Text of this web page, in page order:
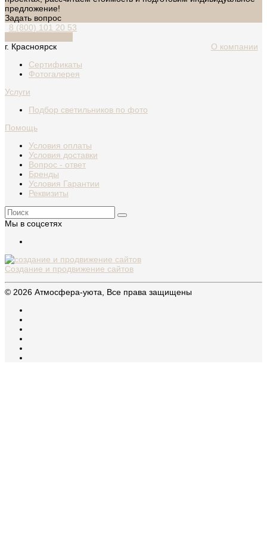
предложение!
Задать вопрос
8 (800) 101 20 53
г. Красноярск
О компании
Сертификаты
Фотогалерея
Услуги
Подбор светильников по фото
Помощь
Условия оплаты
Условия доставки
Вопрос - ответ
Бренды
Условия Гарантии
Реквизиты
Мы в соцсетях
Создание и продвижение сайтов
© 2026 Атмосфера-уюта, Все права защищены